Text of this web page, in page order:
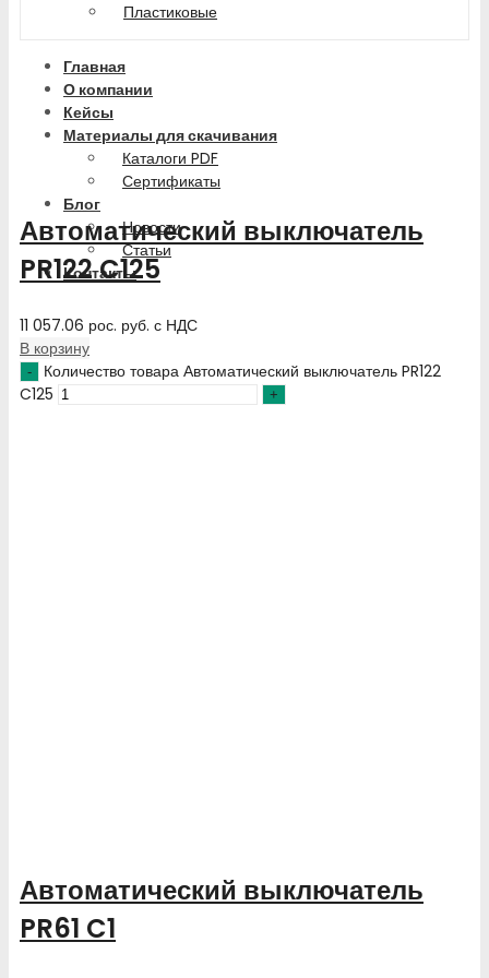
Пластиковые
Главная
О компании
Кейсы
Материалы для скачивания
Каталоги PDF
Сертификаты
Блог
Новости
Статьи
Контакты
Автоматический выключатель
PR122 C125
11 057.06 рос. руб. с НДС
В корзину
Количество товара Автоматический выключатель PR122
C125
Автоматический выключатель
PR61 C1